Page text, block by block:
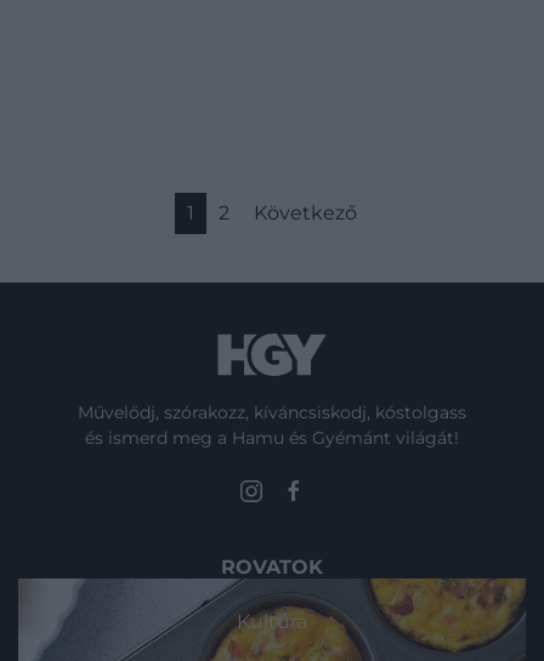
1 2 Következő
Művelődj, szórakozz, kíváncsiskodj, kóstolgass
és ismerd meg a Hamu és Gyémánt világát!
ROVATOK
Kultúra